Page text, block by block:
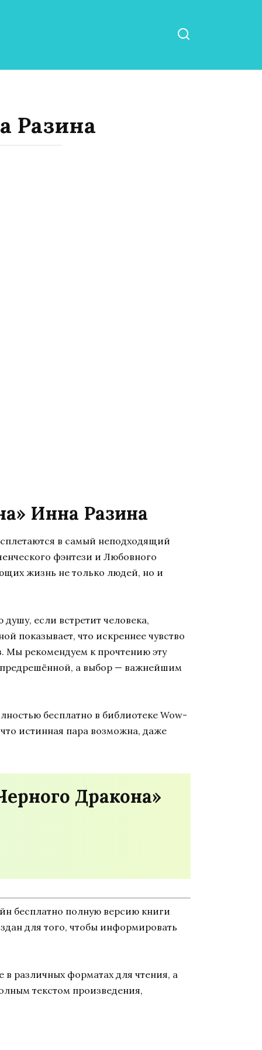
Разина
Инна Разина
в самый неподходящий
фэнтези и Любовного
жизнь не только людей, но и
если встретит человека,
показывает, что искреннее чувство
Мы рекомендуем к прочтению эту
предрешённой, а выбор — важнейшим
бесплатно в библиотеке Wow-
истинная пара возможна, даже
Дракона»
бесплатно полную версию книги
для того, чтобы информировать
различных форматах для чтения, а
текстом произведения,